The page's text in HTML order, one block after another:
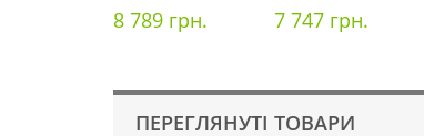
8 789 грн. 7 747 грн.
ПЕРЕГЛЯНУТІ ТОВАРИ